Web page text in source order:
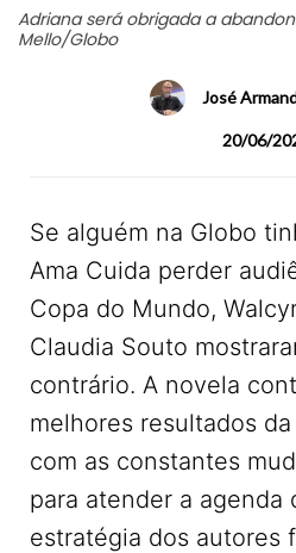
Adriana será obrigada a
Mello/Globo
José
20/06/
Se alguém na Globo
Ama Cuida perder
Copa do Mundo,
Claudia Souto
contrário. A novela
melhores resultados
com as constantes
para atender a agenda
estratégia dos autores